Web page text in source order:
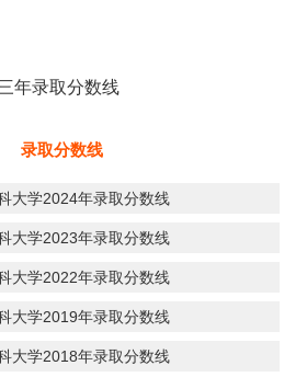
年录取分数线
录取分数线
大学2024年录取分数线
大学2023年录取分数线
大学2022年录取分数线
大学2019年录取分数线
大学2018年录取分数线